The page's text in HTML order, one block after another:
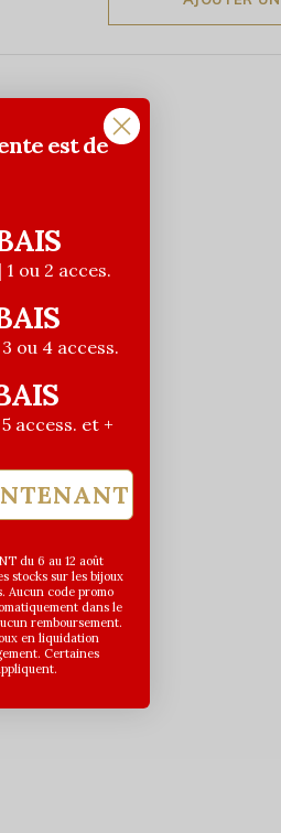
est de
ou 2 acces.
ou 4 access.
access. et +
du 6 au 12 août
stocks sur les bijoux
Aucun code promo
dans le
remboursement.
en liquidation
Certaines